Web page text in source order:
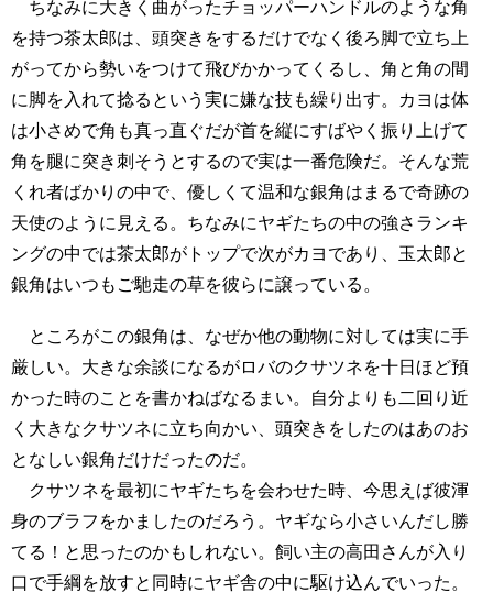
ちなみに大きく曲がったチョッパーハンドルのような角
を持つ茶太郎は、頭突きをするだけでなく後ろ脚で立ち上
がってから勢いをつけて飛びかかってくるし、角と角の間
に脚を入れて捻るという実に嫌な技も繰り出す。カヨは体
は小さめで角も真っ直ぐだが首を縦にすばやく振り上げて
角を腿に突き刺そうとするので実は一番危険だ。そんな荒
くれ者ばかりの中で、優しくて温和な銀角はまるで奇跡の
天使のように見える。ちなみにヤギたちの中の強さランキ
ングの中では茶太郎がトップで次がカヨであり、玉太郎と
銀角はいつもご馳走の草を彼らに譲っている。
ところがこの銀角は、なぜか他の動物に対しては実に手
厳しい。大きな余談になるがロバのクサツネを十日ほど預
かった時のことを書かねばなるまい。自分よりも二回り近
く大きなクサツネに立ち向かい、頭突きをしたのはあのお
となしい銀角だけだったのだ。
クサツネを最初にヤギたちを会わせた時、今思えば彼渾
身のブラフをかましたのだろう。ヤギなら小さいんだし勝
てる！と思ったのかもしれない。飼い主の高田さんが入り
口で手綱を放すと同時にヤギ舎の中に駆け込んでいった。